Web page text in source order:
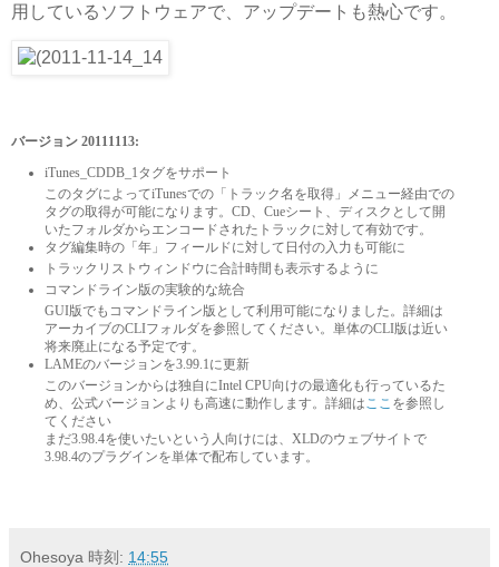
用しているソフトウェアで、アップデートも熱心です。
バージョン 20111113:
iTunes_CDDB_1タグをサポート
このタグによってiTunesでの「トラック名を取得」メニュー経由での
タグの取得が可能になります。CD、Cueシート、ディスクとして開
いたフォルダからエンコードされたトラックに対して有効です。
タグ編集時の「年」フィールドに対して日付の入力も可能に
トラックリストウィンドウに合計時間も表示するように
コマンドライン版の実験的な統合
GUI版でもコマンドライン版として利用可能になりました。詳細は
アーカイブのCLIフォルダを参照してください。単体のCLI版は近い
将来廃止になる予定です。
LAMEのバージョンを3.99.1に更新
このバージョンからは独自にIntel CPU向けの最適化も行っているた
め、公式バージョンよりも高速に動作します。詳細はここ を参照し
てください
まだ3.98.4を使いたいという人向けには、XLDのウェブサイトで
3.98.4のプラグインを単体で配布しています。
Ohesoya 時刻: 14:55